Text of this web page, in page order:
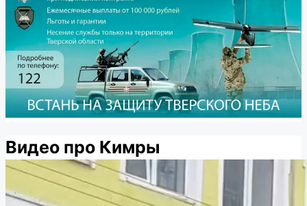
Видео про Кимры